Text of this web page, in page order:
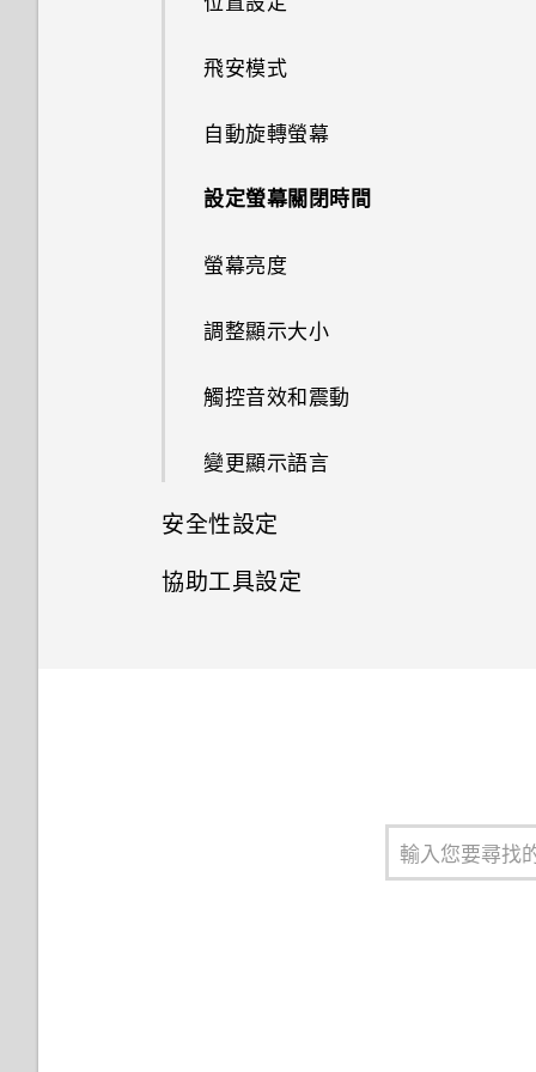
顯示氣象？
為何應用程式圖示不再顯示未讀
為何說出「OK Google」無法啟
動 Google 個人助理？
我經常因為誤觸最近使用的應用
戲。如何避免此狀況？
何謂螢幕固定功能？如何固定應
用？如何查看功能是否啟用？
如何在郵件應用程式內登入我的
機？
如果手機不斷重新啟動或無法開
如果無法安裝軟體更新，該怎麼
其他功能？
為何手機反應緩慢且靜止不動？
為何手機會自動關機？
結束或關閉應用程式最好的方式
及使用量？
如何重新啟動手機以進入安全模
PIN 碼或圖形該怎麼辦？
手機遺失或遭竊時該怎麼辦？
何謂智慧鎖及如何使用？
為何重新開啟或開啟手機時出現
要求我輸入密碼以解密手機？
移除螢幕鎖時出現裝置保護功能
將停止運作的訊息，裝置保護是
會鎖住？
使用雙網路管理員管理 nano
設)
通知
選取、複製及貼上文字
輸入文字
中文輸入
使用自拍計時器拍照
拍攝全景相片
通話期間可以執行的動作
應用程式電池最佳化
將記憶卡設為內部儲存空間
在手機儲存空間和記憶卡之間移
製或移動檔案
在 HTC U12 life 和電腦之間複
連線到 VPN
安裝數位憑證
使用 HTC U12 life 作為 Wi-Fi
網際網路連線
與藍牙裝置解除配對
使用藍牙接收檔案
使用 NFC
飛安模式
自動旋轉螢幕
設定螢幕關閉時間
螢幕亮度
調整顯示大小
觸控音效和震動
變更顯示語言
安全性設定
為 nano SIM 卡指派 PIN 碼
協助工具設定